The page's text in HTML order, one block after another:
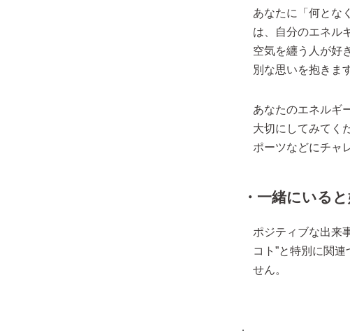
あなたに「何とな
は、自分のエネル
空気を纏う人が好
別な思いを抱きま
あなたのエネルギ
大切にしてみてく
ポーツなどにチャ
・一緒にいる
ポジティブな出来
コト”と特別に関
せん。